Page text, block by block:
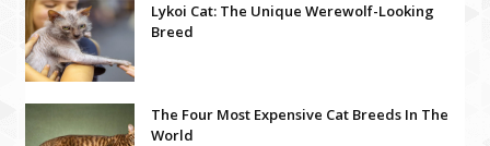
Lykoi Cat: The Unique Werewolf-Looking
Breed
The Four Most Expensive Cat Breeds In The
World